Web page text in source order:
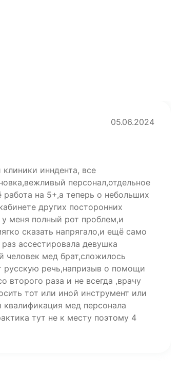
05.06.2024
инндента, все
персонал,отдельное
на 5+,а теперь о небольших
других посторонних
меня полный рот проблем,и
сказать напрягало,и ещё само
ассестировала девушка
человек мед брат,сложилось
речь,напризыв о помощи
второго раза и не всегда ,врачу
тот или иной инструмент или
квалификация мед персонала
тут не к месту поэтому 4